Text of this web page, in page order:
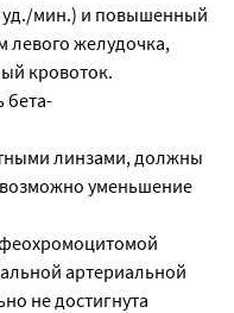
мин.) и повышенный
левого желудочка,
кровоток.
бета-
линзами, должны
уменьшение
артериальной
не достигнута